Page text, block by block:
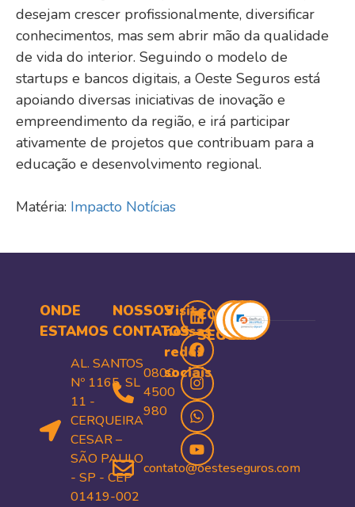
desejam crescer profissionalmente, diversificar
conhecimentos, mas sem abrir mão da qualidade
de vida do interior. Seguindo o modelo de
startups e bancos digitais, a Oeste Seguros está
apoiando diversas iniciativas de inovação e
empreendimento da região, e irá participar
ativamente de projetos que contribuam para a
educação e desenvolvimento regional.
Matéria: Impacto Notícias
ONDE
ESTAMOS
AL. SANTOS
Nº 1165, SL
11 -
CERQUEIRA
CESAR –
SÃO PAULO
- SP - CEP
01419-002
NOSSOS
CONTATOS
0800
4500
980
contato@oesteseguros.com
Visite
nossas
redes
sociais
COMPRA
SEGURA